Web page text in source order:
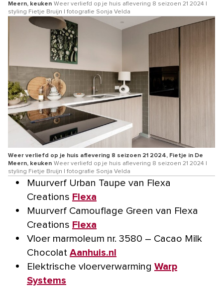
Meern, keuken Weer verliefd op je huis aflevering 8 seizoen 21 2024 |
styling Fietje Bruijn | fotografie Sonja Velda
Weer verliefd op je huis aflevering 8 seizoen 21 2024, Fietje in De
Meern, keuken Weer verliefd op je huis aflevering 8 seizoen 21 2024 |
styling Fietje Bruijn | fotografie Sonja Velda
Muurverf Urban Taupe van Flexa
Creations Flexa
Muurverf Camouflage Green van Flexa
Creations Flexa
Vloer marmoleum nr. 3580 – Cacao Milk
Chocolat Aanhuis.nl
Elektrische vloerverwarming Warp
Systems